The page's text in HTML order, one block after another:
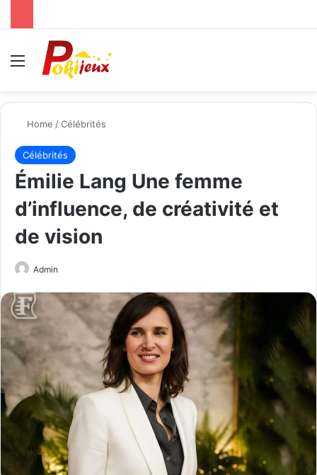
Menu
Home /Célébrités
Célébrités
Émilie Lang Une femme
d’influence, de créativité et
de vision
Admin
email